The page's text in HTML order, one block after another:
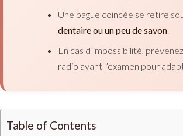
Une bague coincée se retire
dentaire ou un peu de savon
En cas d’impossibilité,
radio avant l’examen pour
Table of Contents